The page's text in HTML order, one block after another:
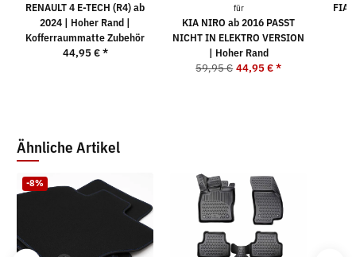
RENAULT 4 E-TECH (R4) ab
2024 | Hoher Rand |
Kofferraummatte Zubehör
44,95 €*
für
KIA NIRO ab 2016 PASST
NICHT IN ELEKTRO VERSION
| Hoher Rand
59,95 € 44,95 €*
Ähnliche Artikel
-8%